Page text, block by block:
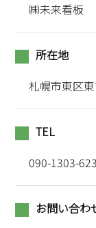
㈱未来看板
所在地
札幌市東区
TEL
090-1303-
お問い合わ